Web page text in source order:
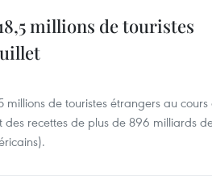
millions de touristes
millions de touristes étrangers au cours
recettes de plus de 896 milliards